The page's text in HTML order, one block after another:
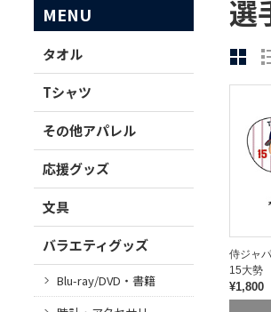
MENU
タオル
Tシャツ
その他アパレル
応援グッズ
文具
バラエティグッズ
Blu-ray/DVD・書籍
選
侍ジャ
15大勢
¥1,800